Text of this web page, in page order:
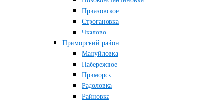
Приазовское
Строгановка
Чкалово
Приморский район
Мануйловка
Набережное
Приморск
Радоловка
Райновка